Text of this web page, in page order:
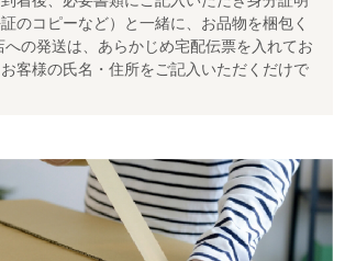
のコピーなど）と一緒に、お品物を梱包く
への発送は、あらかじめ宅配伝票を入れてお
客様の氏名・住所をご記入いただくだけで